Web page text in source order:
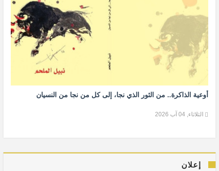
أوعية الذاكرة.. من الثور الذي نجا، إلى كل من نجا من النسيان
الثلاثاء, 04 آب 2026
إعلان